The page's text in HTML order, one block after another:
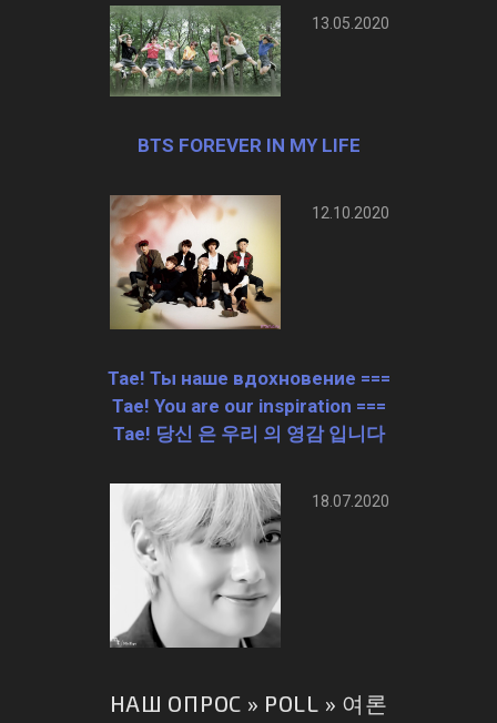
13.05.2020
BTS FOREVER IN MY LIFE
12.10.2020
Tae! Ты наше вдохновение ===
Tae! You are our inspiration ===
Tae! 당신 은 우리 의 영감 입니다
18.07.2020
НАШ ОПРОС » POLL » 여론